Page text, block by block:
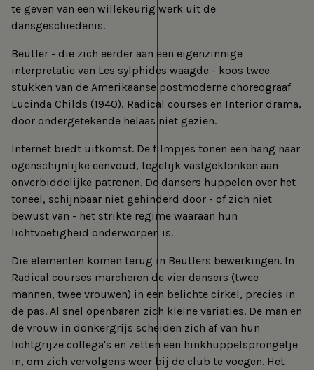
te geven van een willekeurig werk uit de
dansgeschiedenis.
Beutler - die zich eerder aan een eigenzinnige
interpretatie van Les sylphides waagde - koos twee
stukken van de Amerikaanse postmoderne choreograaf
Lucinda Childs (1940), Radical courses en Interior drama,
door ondergetekende helaas niet gezien.
Internet biedt uitkomst. De filmpjes tonen een hang naar
ogenschijnlijke eenvoud, tegelijk vastgeklonken aan
onverbiddelijke patronen. De dansers huppelen over het
toneel, schijnbaar niet gehinderd door - of zich niet
bewust van - het strikte regime waaraan hun
lichtvoetigheid onderworpen is.
Die elementen komen terug in Beutlers bewerkingen. In
Radical courses marcheren de vier dansers (twee
mannen, twee vrouwen) in een belichte cirkel, precies in
de pas. Al snel openbaren zich kleine variaties. De man en
de vrouw in donkergrijs scheiden zich af van hun
lichtgrijze collega's en zetten een hinkhuppelsprongetje
in, om zich vervolgens weer bij de club te voegen. Het